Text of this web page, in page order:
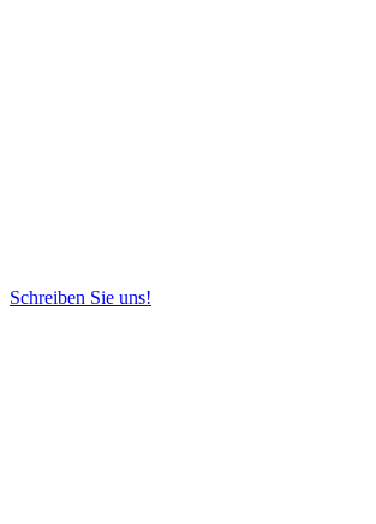
Schreiben Sie uns!